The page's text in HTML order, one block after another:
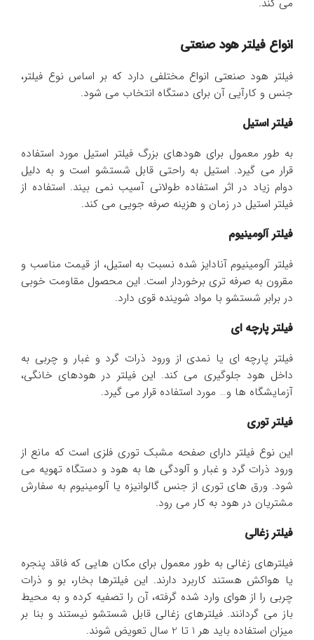
انواع فیلتر هود صنعتی
فیلتر هود صنعتی انواع مختلفی دارد که بر اساس نوع فیلتر،
جنس و کارآیی آن برای دستگاه انتخاب می شود.
فیلتر استیل
به طور معمول برای هودهای بزرگ فیلتر استیل مورد استفاده
قرار می گیرد. استیل به راحتی قابل شستشو است و به دلیل
دوام زیاد در اثر استفاده طولانی آسیب نمی بیند. استفاده از
فیلتر استیل در زمان و هزینه صرفه جویی می کند.
فیلتر آلومینیوم
فیلتر آلومینیوم آنادایز شده نسبت به استیل، از قیمت مناسب و
مقرون به صرفه تری برخوردار است. این محصول مقاومت خوبی
در برابر شستشو با مواد شوینده قوی دارد.
فیلتر پارچه ای
فیلتر پارچه ای یا نمدی از ورود ذرات گرد و غبار و چربی به
داخل هود جلوگیری می کند. این فیلتر در هودهای خانگی،
آزمایشگاه ها و… مورد استفاده قرار می گیرد.
فیلتر توری
این نوع فیلتر دارای صفحه مشبک توری فلزی است که مانع از
ورود ذرات گرد و غبار و آلودگی ها به هود و دستگاه تهویه می
شود. ورق های توری از جنس گالوانیزه یا آلومینیوم به سفارش
مشتریان در هود به کار می رود.
فیلتر زغالی
فیلترهای زغالی به طور معمول برای مکان هایی که فاقد پنجره
یا هواکش هستند کاربرد دارند. این فیلترها بخار، بو و ذرات
چربی را از هوای وارد شده گرفته، آن را تصفیه کرده و به محیط
باز می گردانند. فیلترهای زغالی قابل شستشو نیستند و بنا بر
میزان استفاده باید هر 1 تا 2 سال تعویض شوند.